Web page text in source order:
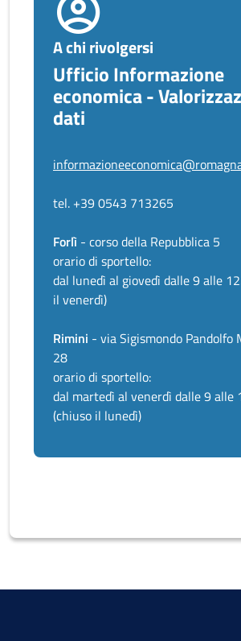
A chi rivolgersi
Ufficio Informazione
economica -
dati
tel. +39 0543 713265
Forlì - corso della Repubblica 5
orario di sportello:
dal lunedì al giovedì dalle 9 alle
il venerdì)
Rimini - via Sigismondo Pandolfo
28
orario di sportello:
dal martedì al venerdì dalle 9 alle
(chiuso il lunedì)